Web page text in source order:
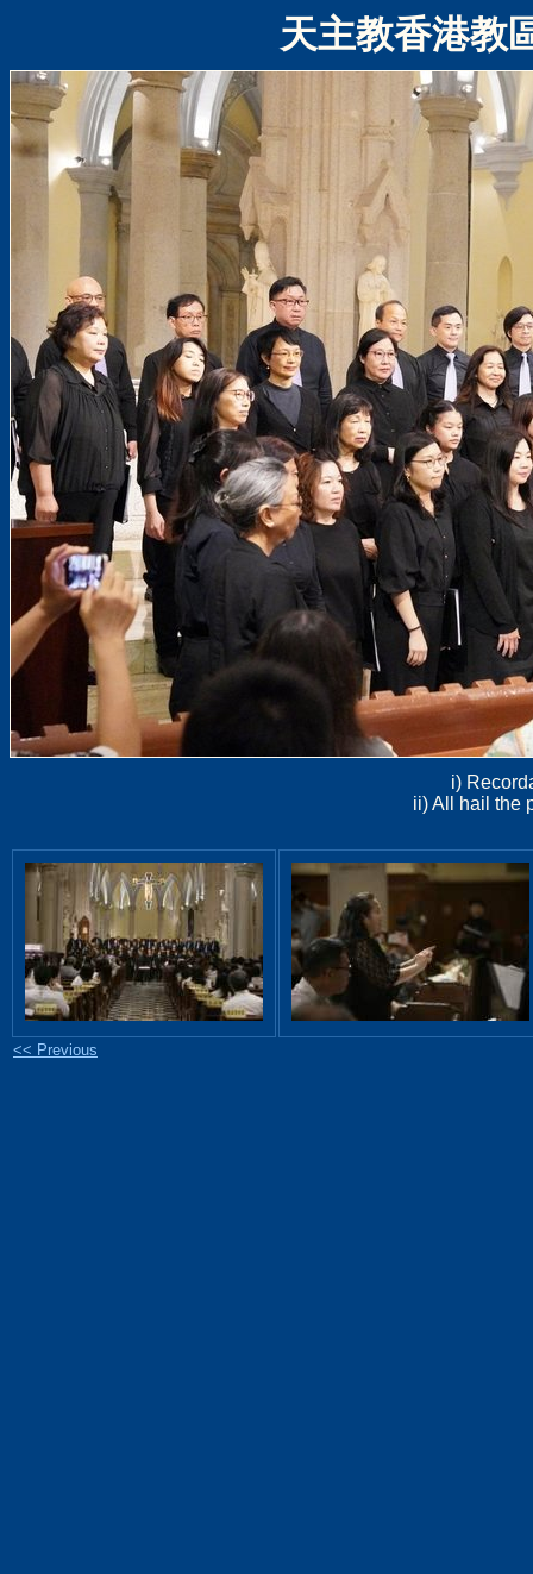
天主教香港教
i)
ii) All hail the
<< Previous